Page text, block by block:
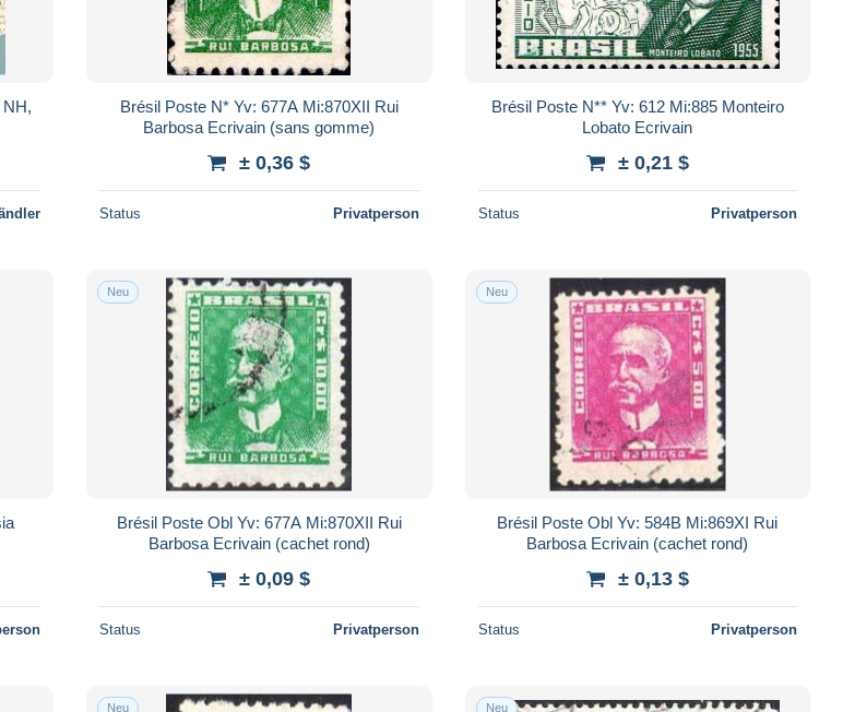
Brésil Poste N* Yv: 677A Mi:870XII Rui
Barbosa Ecrivain (sans gomme)
± 0,36 $
Status Privatperson
Brésil Poste N** Yv: 612 Mi:885 Monteiro
Lobato Ecrivain
± 0,21 $
Status Privatperson
Neu
Brésil Poste Obl Yv: 677A Mi:870XII Rui
Barbosa Ecrivain (cachet rond)
± 0,09 $
Status Privatperson
Neu
Brésil Poste Obl Yv: 584B Mi:869XI Rui
Barbosa Ecrivain (cachet rond)
± 0,13 $
Status Privatperson
Neu Neu